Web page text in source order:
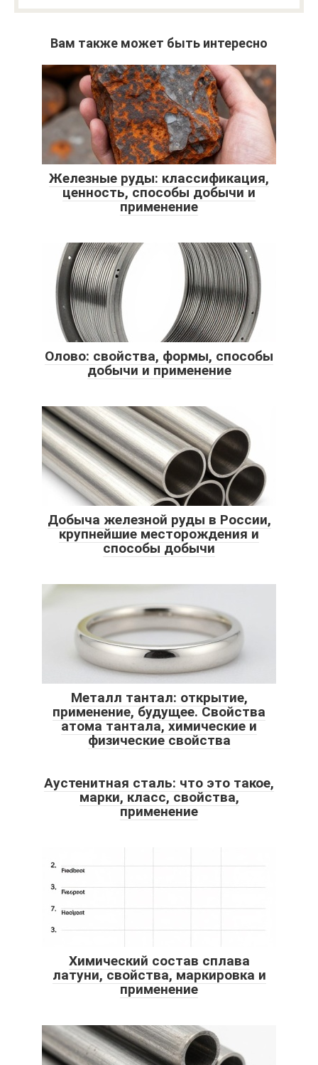
Вам также может быть интересно
Железные руды: классификация,
ценность, способы добычи и
применение
Олово: свойства, формы, способы
добычи и применение
Добыча железной руды в России,
крупнейшие месторождения и
способы добычи
Металл тантал: открытие,
применение, будущее. Свойства
атома тантала, химические и
физические свойства
Аустенитная сталь: что это такое,
марки, класс, свойства,
применение
Химический состав сплава
латуни, свойства, маркировка и
применение